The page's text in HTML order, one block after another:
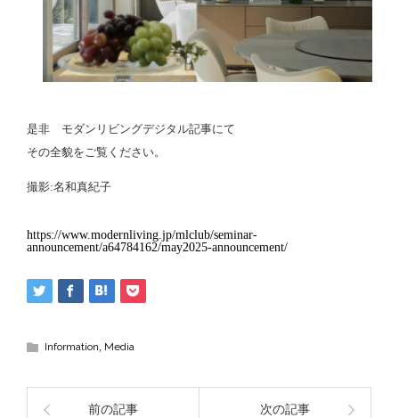
是非 モダンリビングデジタル記事にて
その全貌をご覧ください。
撮影:名和真紀子
https://www.modernliving.jp/mlclub/seminar-
announcement/a64784162/may2025-announcement/
Information, Media
前の記事 次の記事